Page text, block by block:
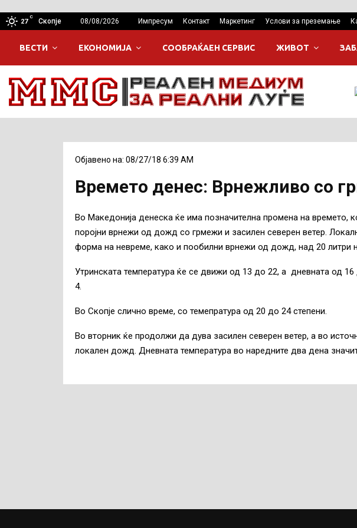
27
C
Скопје 08/08/2026 Импресум Контакт Маркетинг Услови за преземање
ВЕСТИ ЕКОНОМИЈА СООБРАЌАЕН СЕРВИС ЖИВОТ
Објавено на: 08/27/18 6:39 AM
Времето денес: Врнежливо со
Во Македонија денеска ќе има позначителна промена на времето,
поројни врнежи од дожд со грмежи и засилен северен ветер.
форма на невреме, како и пообилни врнежи од дожд, над 20 литри
Утринската температура ќе се движи од 13 до 22, а дневната од
4.
Во Скопје слично време, со темепратура од 20 до 24 степени.
Во вторник ќе продолжи да дува засилен северен ветер, а во
локален дожд. Дневната температура во наредните два дена